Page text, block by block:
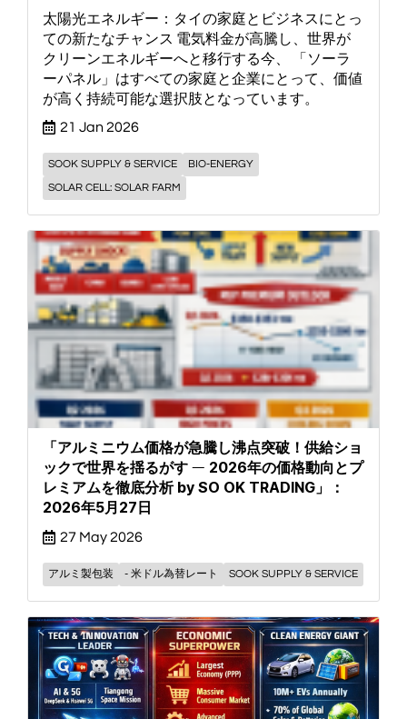
太陽光エネルギー：タイの家庭とビジネスにとっ
ての新たなチャンス 電気料金が高騰し、世界が
クリーンエネルギーへと移行する今、 「ソーラ
ーパネル」はすべての家庭と企業にとって、価値
が高く持続可能な選択肢となっています。
21 Jan 2026
SOOK SUPPLY & SERVICE
BIO-ENERGY
SOLAR CELL: SOLAR FARM
「アルミニウム価格が急騰し沸点突破！供給ショ
ックで世界を揺るがす ― 2026年の価格動向とプ
レミアムを徹底分析 by SO OK TRADING」：
2026年5月27日
27 May 2026
アルミ製包装 - 米ドル為替レート SOOK SUPPLY & SERVICE